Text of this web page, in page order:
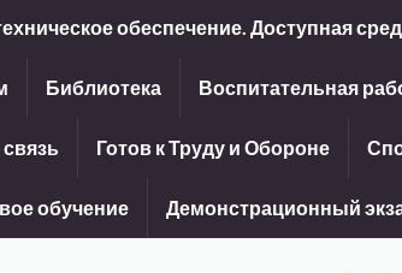
обеспечение. Доступная
Библиотека Воспитательная
Готов к Труду и Обороне
обучение Демонстрационный